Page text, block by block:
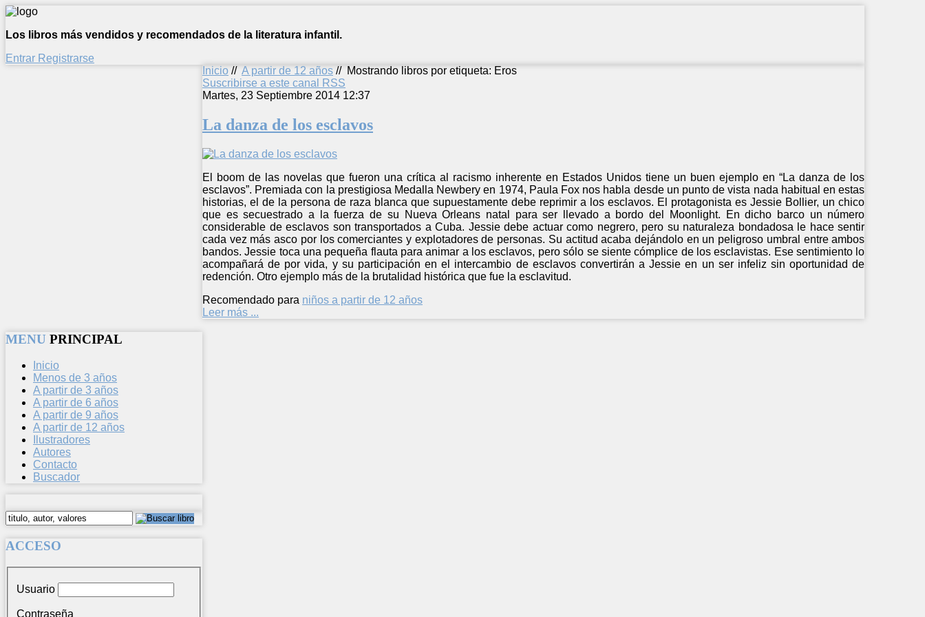
Los libros más vendidos y recomendados de la literatura infantil.
Entrar Registrarse
Inicio // A partir de 12 años // Mostrando libros por etiqueta: Eros
Suscribirse a este canal RSS
Martes, 23 Septiembre 2014 12:37
La danza de los esclavos
El boom de las novelas que fueron una crítica al racismo inherente en Estados Unidos tiene un buen ejemplo en “La danza de los
esclavos”. Premiada con la prestigiosa Medalla Newbery en 1974, Paula Fox nos habla desde un punto de vista nada habitual en estas
historias, el de la persona de raza blanca que supuestamente debe reprimir a los esclavos. El protagonista es Jessie Bollier, un chico
que es secuestrado a la fuerza de su Nueva Orleans natal para ser llevado a bordo del Moonlight. En dicho barco un número
considerable de esclavos son transportados a Cuba. Jessie debe actuar como negrero, pero su naturaleza bondadosa le hace sentir
cada vez más asco por los comerciantes y explotadores de personas. Su actitud acaba dejándolo en un peligroso umbral entre ambos
bandos. Jessie toca una pequeña flauta para animar a los esclavos, pero sólo se siente cómplice de los esclavistas. Ese sentimiento lo
acompañará de por vida, y su participación en el intercambio de esclavos convertirán a Jessie en un ser infeliz sin oportunidad de
redención. Otro ejemplo más de la brutalidad histórica que fue la esclavitud.
Recomendado para niños a partir de 12 años
Leer más ...
MENU PRINCIPAL
Inicio
Menos de 3 años
A partir de 3 años
A partir de 6 años
A partir de 9 años
A partir de 12 años
Ilustradores
Autores
Contacto
Buscador
ACCESO
Usuario
Contraseña